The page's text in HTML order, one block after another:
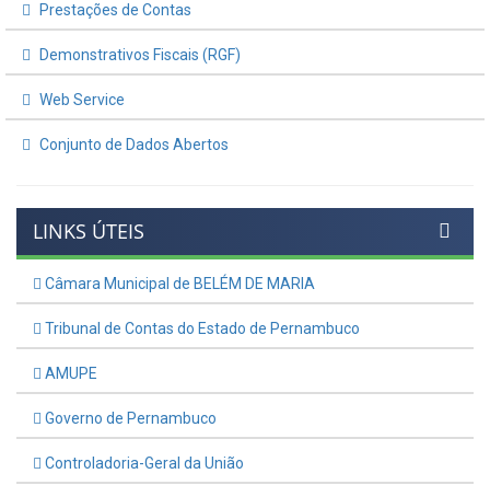
Prestações de Contas
Demonstrativos Fiscais (RGF)
Web Service
Conjunto de Dados Abertos
LINKS ÚTEIS
Câmara Municipal de BELÉM DE MARIA
Tribunal de Contas do Estado de Pernambuco
AMUPE
Governo de Pernambuco
Controladoria-Geral da União